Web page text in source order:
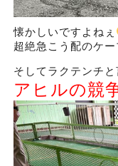
懐かしいですよねぇ
超絶急こう配のケ
そしてラクテンチと
アヒルの競